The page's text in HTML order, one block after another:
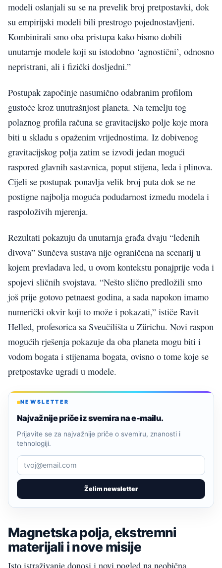
modeli oslanjali su se na prevelik broj pretpostavki, dok
su empirijski modeli bili prestrogo pojednostavljeni.
Kombinirali smo oba pristupa kako bismo dobili
unutarnje modele koji su istodobno ‘agnostični’, odnosno
nepristrani, ali i fizički dosljedni.”
Postupak započinje nasumično odabranim profilom
gustoće kroz unutrašnjost planeta. Na temelju tog
polaznog profila računa se gravitacijsko polje koje mora
biti u skladu s opaženim vrijednostima. Iz dobivenog
gravitacijskog polja zatim se izvodi jedan mogući
raspored glavnih sastavnica, poput stijena, leda i plinova.
Cijeli se postupak ponavlja velik broj puta dok se ne
postigne najbolja moguća podudarnost između modela i
raspoloživih mjerenja.
Rezultati pokazuju da unutarnja građa dvaju “ledenih
divova” Sunčeva sustava nije ograničena na scenarij u
kojem prevladava led, u ovom kontekstu ponajprije voda i
spojevi sličnih svojstava. “Nešto slično predložili smo
još prije gotovo petnaest godina, a sada napokon imamo
numerički okvir koji to može i pokazati,” ističe Ravit
Helled, profesorica sa Sveučilišta u Zürichu. Novi raspon
mogućih rješenja pokazuje da oba planeta mogu biti i
vodom bogata i stijenama bogata, ovisno o tome koje se
pretpostavke ugradi u modele.
NEWSLETTER
Najvažnije priče iz svemira na e-mailu.
Želim newsletter
Prijavite se za najvažnije priče o svemiru, znanosti i
tehnologiji.
Magnetska polja, ekstremni
materijali i nove misije
Isto istraživanje donosi i novi pogled na neobična